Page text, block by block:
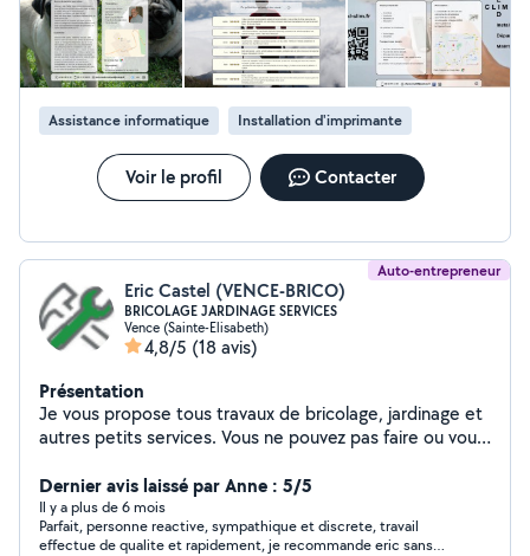
vulgarisation de l'informatique en 10h adaptable à tout
niveau
Assistance informatique Installation d'imprimante
Voir le profil Contacter
Auto-entrepreneur
Eric Castel (VENCE-BRICO)
BRICOLAGE JARDINAGE SERVICES
Vence (Sainte-Elisabeth)
4,8/5 (18 avis)
Présentation
Je vous propose tous travaux de bricolage, jardinage et
autres petits services. Vous ne pouvez pas faire ou vous
Dernier avis laissé par Anne : 5/5
Il y a plus de 6 mois
Parfait, personne reactive, sympathique et discrete, travail
effectue de qualite et rapidement, je recommande eric sans